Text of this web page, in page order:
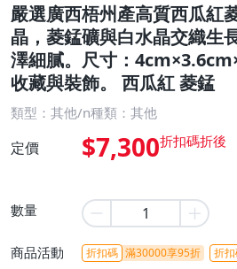
嚴選廣西梧州產高質西瓜紅
晶，菱錳礦與白水晶交織生
澤細膩。尺寸：
收藏與裝飾。 西瓜紅 菱錳
類型：其他/n種類：其他
定價 $7,300
數量
商品活動 折扣碼 滿30000享95折 折